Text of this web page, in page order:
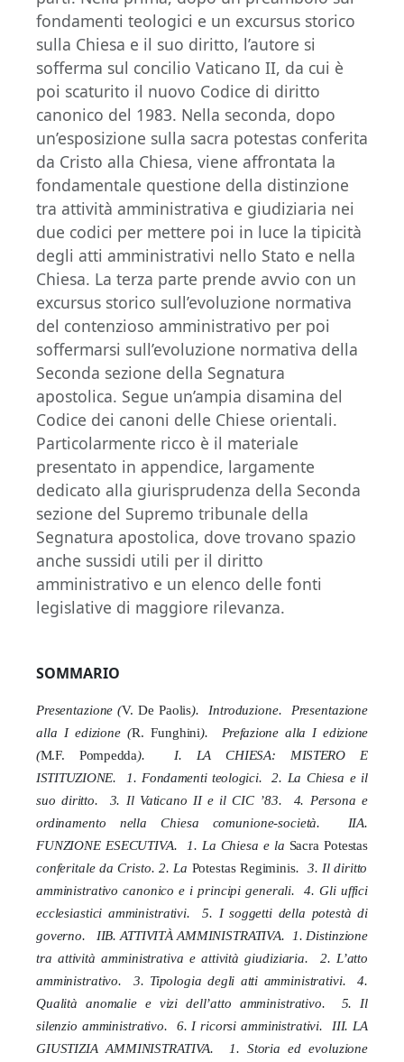
fondamenti teologici e un excursus storico
sulla Chiesa e il suo diritto, l’autore si
sofferma sul concilio Vaticano II, da cui è
poi scaturito il nuovo Codice di diritto
canonico del 1983. Nella seconda, dopo
un’esposizione sulla sacra potestas conferita
da Cristo alla Chiesa, viene affrontata la
fondamentale questione della distinzione
tra attività amministrativa e giudiziaria nei
due codici per mettere poi in luce la tipicità
degli atti amministrativi nello Stato e nella
Chiesa. La terza parte prende avvio con un
excursus storico sull’evoluzione normativa
del contenzioso amministrativo per poi
soffermarsi sull’evoluzione normativa della
Seconda sezione della Segnatura
apostolica. Segue un’ampia disamina del
Codice dei canoni delle Chiese orientali.
Particolarmente ricco è il materiale
presentato in appendice, largamente
dedicato alla giurisprudenza della Seconda
sezione del Supremo tribunale della
Segnatura apostolica, dove trovano spazio
anche sussidi utili per il diritto
amministrativo e un elenco delle fonti
legislative di maggiore rilevanza.
SOMMARIO
Presentazione (V. De Paolis). Introduzione. Presentazione
alla I edizione (R. Funghini). Prefazione alla I edizione
(M.F. Pompedda). I. LA CHIESA: MISTERO E
ISTITUZIONE. 1. Fondamenti teologici. 2. La Chiesa e il
suo diritto. 3. Il Vaticano II e il CIC ’83. 4. Persona e
ordinamento nella Chiesa comunione-società. IIA.
FUNZIONE ESECUTIVA. 1. La Chiesa e la Sacra Potestas
conferitale da Cristo. 2. La Potestas Regiminis. 3. Il diritto
amministrativo canonico e i principi generali. 4. Gli uffici
ecclesiastici amministrativi. 5. I soggetti della potestà di
governo. IIB. ATTIVITÀ AMMINISTRATIVA. 1. Distinzione
tra attività amministrativa e attività giudiziaria. 2. L’atto
amministrativo. 3. Tipologia degli atti amministrativi. 4.
Qualità anomalie e vizi dell’atto amministrativo. 5. Il
silenzio amministrativo. 6. I ricorsi amministrativi. III. LA
GIUSTIZIA AMMINISTRATIVA. 1. Storia ed evoluzione